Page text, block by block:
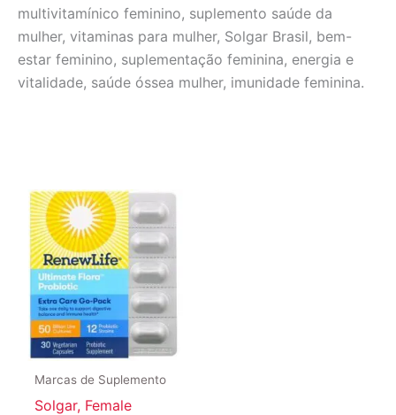
multivitamínico feminino, suplemento saúde da
mulher, vitaminas para mulher, Solgar Brasil, bem-
estar feminino, suplementação feminina, energia e
vitalidade, saúde óssea mulher, imunidade feminina.
Marcas de Suplemento
Solgar, Female